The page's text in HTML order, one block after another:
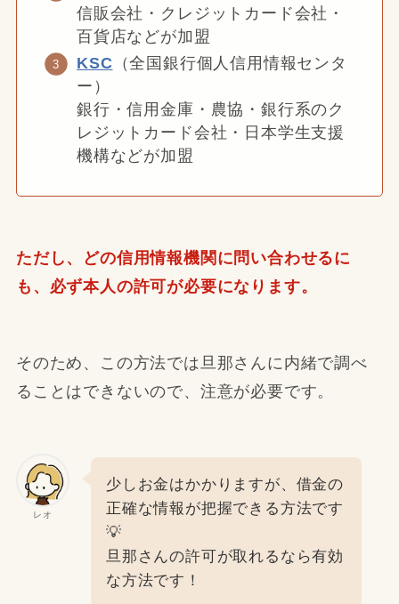
信販会社・クレジットカード会社・
百貨店などが加盟
KSC （全国銀行個人信用情報センタ
ー）
銀行・信用金庫・農協・銀行系のク
レジットカード会社・日本学生支援
機構などが加盟
ただし、どの信用情報機関に問い合わせるに
も、必ず本人の許可が必要になります。
そのため、この方法では旦那さんに内緒で調べ
ることはできないので、注意が必要です。
レオ
少しお金はかかりますが、借金の
正確な情報が把握できる方法です
💡
旦那さんの許可が取れるなら有効
な方法です！